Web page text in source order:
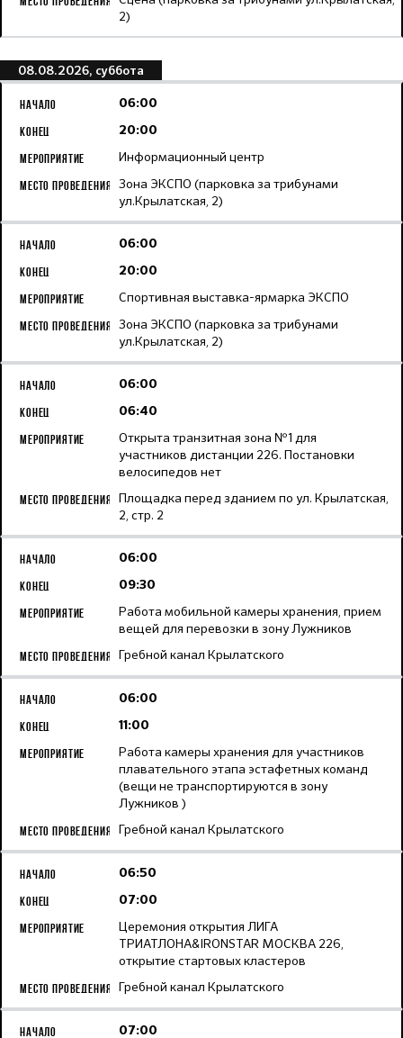
2)
08.08.2026, суббота
06:00
20:00
Информационный центр
Зона ЭКСПО (парковка за трибунами
ул.Крылатская, 2)
06:00
20:00
Спортивная выставка-ярмарка ЭКСПО
Зона ЭКСПО (парковка за трибунами
ул.Крылатская, 2)
06:00
06:40
Открыта транзитная зона №1 для
участников дистанции 226. Постановки
велосипедов нет
Площадка перед зданием по ул. Крылатская,
2, стр. 2
06:00
09:30
Работа мобильной камеры хранения, прием
вещей для перевозки в зону Лужников
Гребной канал Крылатского
06:00
11:00
Работа камеры хранения для участников
плавательного этапа эстафетных команд
(вещи не транспортируются в зону
Лужников )
Гребной канал Крылатского
06:50
07:00
Церемония открытия ЛИГА
ТРИАТЛОНА&IRONSTAR МОСКВА 226,
открытие стартовых кластеров
Гребной канал Крылатского
07:00